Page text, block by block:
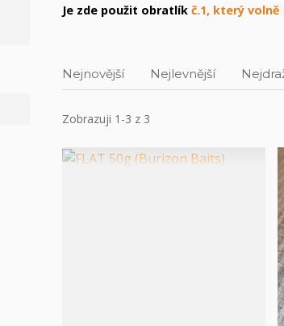
Je zde použit obratlík č.1, který volně
Nejnovější Nejlevnější
Zobrazuji 1-3 z 3